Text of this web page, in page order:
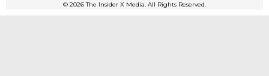
© 2026 The Insider X Media. All Rights Reserved.